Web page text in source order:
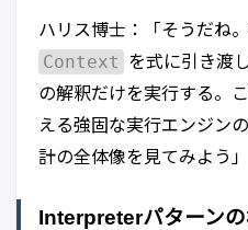
ハリス博士：「そうだね
Context
を式に引き渡
の解釈だけを実行する。
える強固な実行エンジン
計の全体像を見てみよう」
Interpreterパターンの